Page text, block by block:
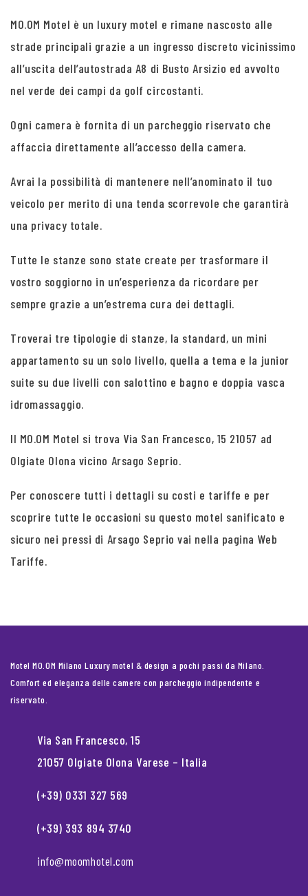
MO.OM Motel è un luxury motel e rimane nascosto alle
strade principali grazie a un ingresso discreto vicinissimo
all’uscita dell’autostrada A8 di Busto Arsizio ed avvolto
nel verde dei campi da golf circostanti.
Ogni camera è fornita di un parcheggio riservato che
affaccia direttamente all’accesso della camera.
Avrai la possibilità di mantenere nell’anominato il tuo
veicolo per merito di una tenda scorrevole che garantirà
una privacy totale.
Tutte le stanze sono state create per trasformare il
vostro soggiorno in un’esperienza da ricordare per
sempre grazie a un’estrema cura dei dettagli.
Troverai tre tipologie di stanze, la standard, un mini
appartamento su un solo livello, quella a tema e la junior
suite su due livelli con salottino e bagno e doppia vasca
idromassaggio.
Il MO.OM Motel si trova Via San Francesco, 15 21057 ad
Olgiate Olona vicino Arsago Seprio.
Per conoscere tutti i dettagli su costi e tariffe e per
scoprire tutte le occasioni su questo motel sanificato e
sicuro nei pressi di Arsago Seprio vai nella pagina Web
Tariffe.
Motel MO.OM Milano Luxury motel & design a pochi passi da Milano.
Comfort ed eleganza delle camere con parcheggio indipendente e
riservato.
Via San Francesco, 15
21057 Olgiate Olona Varese – Italia
(+39) 0331 327 569
(+39) 393 894 3740
info@moomhotel.com